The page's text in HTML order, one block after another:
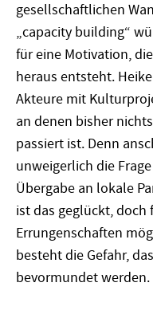
gesellschaftlichen
„capacity building“
für eine Motivation,
heraus entsteht.
Akteure mit
an denen bisher
passiert ist. Denn
unweigerlich die
Übergabe an lokale
ist das geglückt,
Errungenschaften
besteht die Gefahr,
bevormundet werden.